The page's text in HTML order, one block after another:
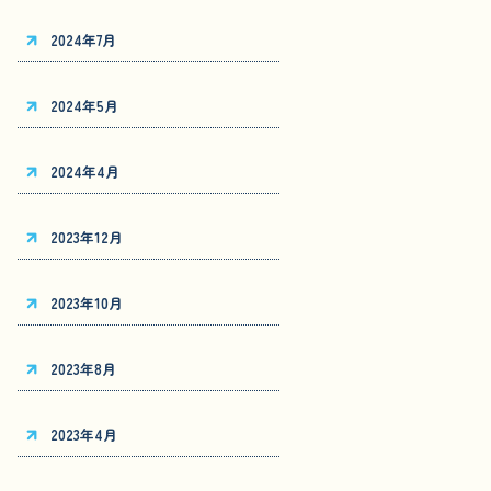
2024年7月
2024年5月
2024年4月
2023年12月
2023年10月
2023年8月
2023年4月